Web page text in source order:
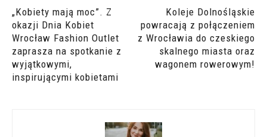
„Kobiety mają moc”. Z
okazji Dnia Kobiet
Wrocław Fashion Outlet
zaprasza na spotkanie z
wyjątkowymi,
inspirującymi kobietami
Koleje Dolnośląskie
powracają z połączeniem
z Wrocławia do czeskiego
skalnego miasta oraz
wagonem rowerowym!